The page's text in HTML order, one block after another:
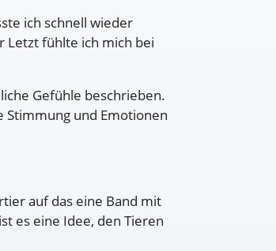
ich schnell wieder
Letzt fühlte ich mich bei
Gefühle beschrieben.
Stimmung und Emotionen
auf das eine Band mit
es eine Idee, den Tieren